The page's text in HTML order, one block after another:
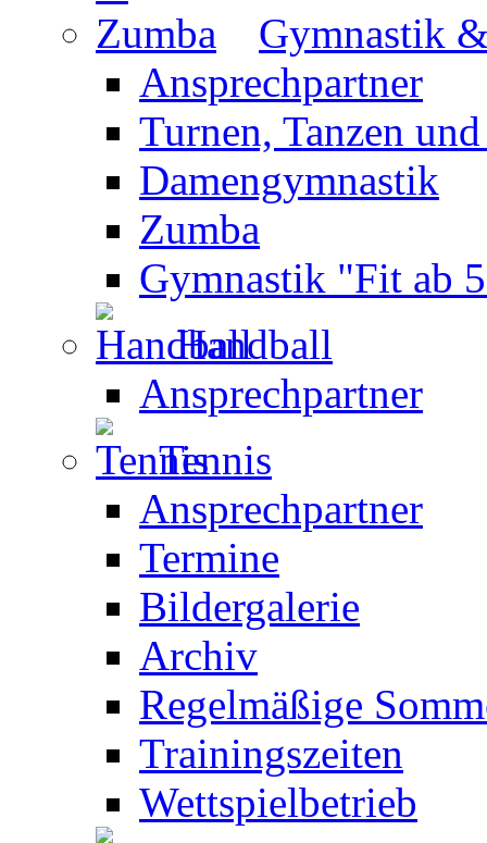
Gymnastik
Ansprechpartner
Turnen, Tanzen
Damengymnastik
Zumba
Gymnastik "Fit ab
Handball
Ansprechpartner
Tennis
Ansprechpartner
Termine
Bildergalerie
Archiv
Regelmäßige
Trainingszeiten
Wettspielbetrieb